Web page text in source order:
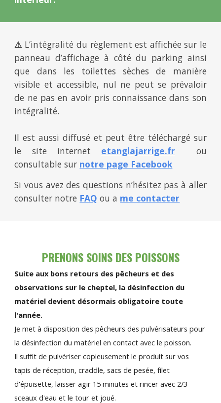
⚠ L’intégralité du règlement est affichée sur le
panneau d’affichage à côté du parking ainsi
que dans les toilettes sèches de manière
visible et accessible, nul ne peut se prévaloir
de ne pas en avoir pris connaissance dans son
intégralité.
Il est aussi diffusé et peut être téléchargé sur
le site internet etanglajarrige.fr
ou
consultable sur notre page Facebook
Si vous avez des questions n’hésitez pas à aller
consulter notre FAQ ou a me contacter
PRENONS SOINS DES POISSONS
Suite aux bons retours des pêcheurs et des
observations sur le cheptel, la désinfection du
matériel devient désormais obligatoire toute
l'année.
Je met à disposition des pêcheurs des pulvérisateurs pour
la désinfection du matériel en contact avec le poisson.
Il suffit de pulvériser copieusement le produit sur vos
tapis de réception, craddle, sacs de pesée, filet
d'épuisette, laisser agir 15 minutes et rincer avec 2/3
sceaux d'eau et le tour et joué.